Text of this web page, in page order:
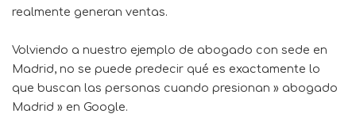
realmente generan ventas.
Volviendo a nuestro ejemplo de abogado con sede en
Madrid, no se puede predecir qué es exactamente lo
que buscan las personas cuando presionan » abogado
Madrid » en Google.